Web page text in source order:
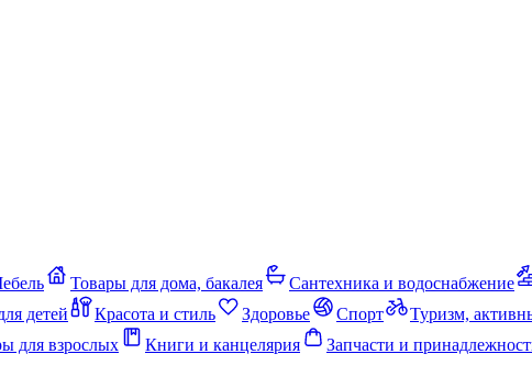
Товары для дома, бакалея Сантехника и водоснабжение
детей Красота и стиль Здоровье Спорт Туризм,
для взрослых Книги и канцелярия Запчасти и